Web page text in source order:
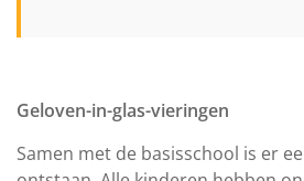
Geloven-in-glas-vieringen
Samen met de basisschool is er